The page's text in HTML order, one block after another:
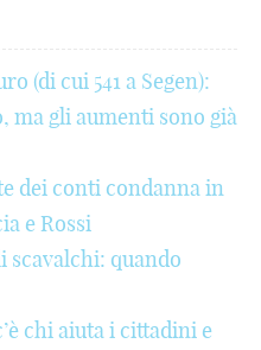
(di cui 541 a Segen):
ma gli aumenti sono già
dei conti condanna in
e Rossi
scavalchi: quando
chi aiuta i cittadini e